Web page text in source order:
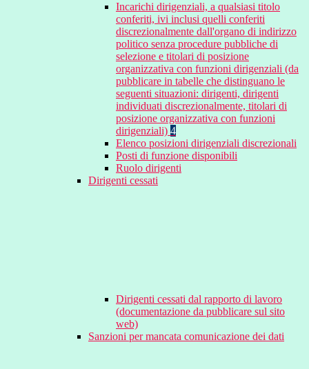
Incarichi dirigenziali, a qualsiasi titolo
conferiti, ivi inclusi quelli conferiti
discrezionalmente dall'organo di indirizzo
politico senza procedure pubbliche di
selezione e titolari di posizione
organizzativa con funzioni dirigenziali (da
pubblicare in tabelle che distinguano le
seguenti situazioni: dirigenti, dirigenti
individuati discrezionalmente, titolari di
posizione organizzativa con funzioni
dirigenziali) 4
Elenco posizioni dirigenziali discrezionali
Posti di funzione disponibili
Ruolo dirigenti
Dirigenti cessati
Dirigenti cessati dal rapporto di lavoro
(documentazione da pubblicare sul sito
web)
Sanzioni per mancata comunicazione dei dati